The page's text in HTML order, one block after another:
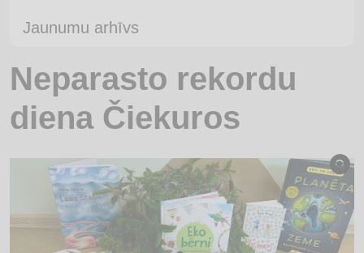
Jaunumu arhīvs
Neparasto rekordu
diena Čiekuros